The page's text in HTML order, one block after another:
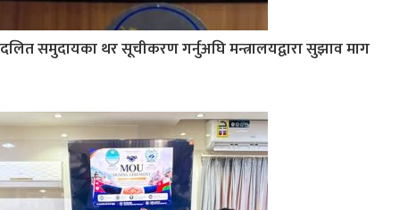
दलित समुदायका थर सूचीकरण गर्नुअघि मन्त्रालयद्वारा सुझाव माग